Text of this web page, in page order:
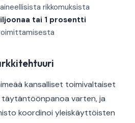
rikkomuksista
tai 1 prosentti
kansalliset toimivaltaiset
varten, ja
koordinoi yleiskäyttöisten